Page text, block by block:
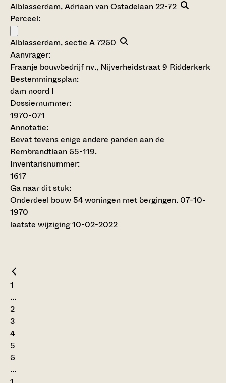
Alblasserdam, Adriaan van Ostadelaan 22-72
Perceel:
Alblasserdam, sectie A 7260
Aanvrager:
Fraanje bouwbedrijf nv., Nijverheidstraat 9 Ridderkerk
Bestemmingsplan:
dam noord I
Dossiernummer:
1970-071
Annotatie:
Bevat tevens enige andere panden aan de
Rembrandtlaan 65-119.
Inventarisnummer:
1617
Ga naar dit stuk:
Onderdeel bouw 54 woningen met bergingen. 07-10-
1970
laatste wijziging 10-02-2022
1
...
2
3
4
5
6
...